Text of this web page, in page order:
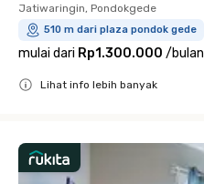
Jatiwaringin, Pondokgede
510 m dari plaza pondok gede
mulai dari Rp1.300.000 /bulan
Lihat info lebih banyak